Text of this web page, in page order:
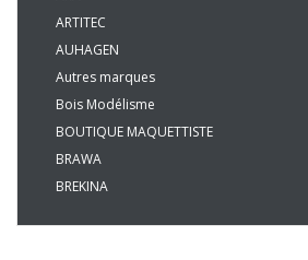
ARTITEC
AUHAGEN
Autres marques
Bois Modélisme
BOUTIQUE MAQUETTISTE
BRAWA
BREKINA